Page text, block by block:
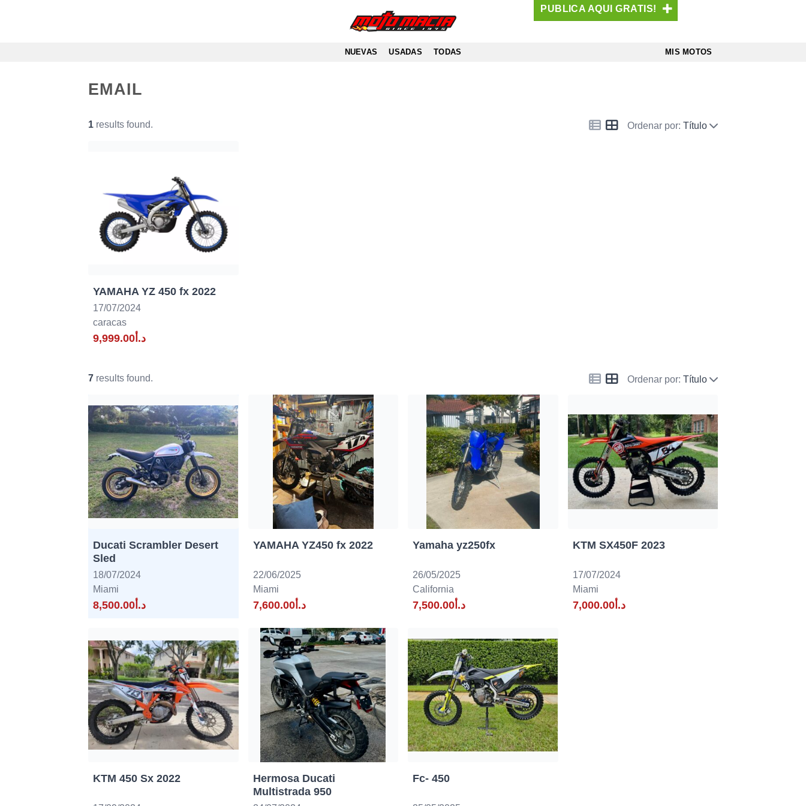
PUBLICA AQUI GRATIS!
NUEVAS USADAS TODAS MIS MOTOS
EMAIL
Ordenar por: Título
1 results found.
YAMAHA YZ 450 fx 2022
17/07/2024
caracas
د.أ9,999.00
Ordenar por: Título
7 results found.
Ducati Scrambler Desert
Sled
18/07/2024
Miami
د.أ8,500.00
YAMAHA YZ450 fx 2022
22/06/2025
Miami
د.أ7,600.00
Yamaha yz250fx
26/05/2025
California
د.أ7,500.00
KTM SX450F 2023
17/07/2024
Miami
د.أ7,000.00
KTM 450 Sx 2022
Hermosa Ducati
Multistrada 950
Fc- 450